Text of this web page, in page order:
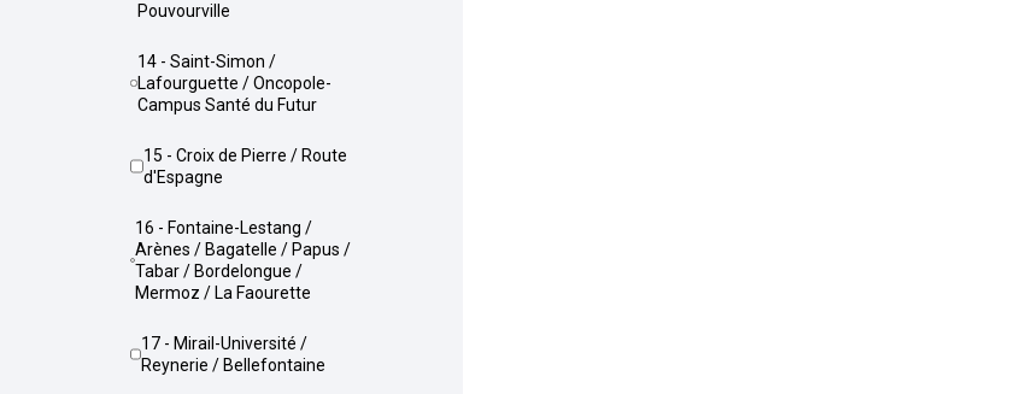
Pouvourville
14 - Saint-Simon /
Lafourguette / Oncopole-
Campus Santé du Futur
15 - Croix de Pierre / Route
d'Espagne
16 - Fontaine-Lestang /
Arènes / Bagatelle / Papus /
Tabar / Bordelongue /
Mermoz / La Faourette
17 - Mirail-Université /
Reynerie / Bellefontaine